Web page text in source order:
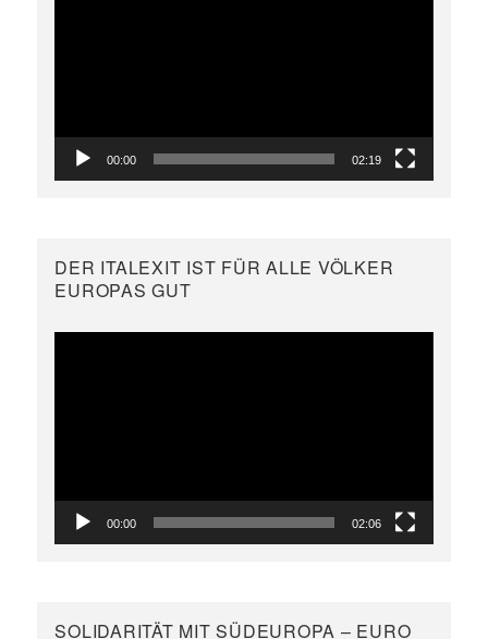
00:00 02:19
DER ITALEXIT IST FÜR ALLE VÖLKER
EUROPAS GUT
00:00 02:06
SOLIDARITÄT MIT SÜDEUROPA – EURO